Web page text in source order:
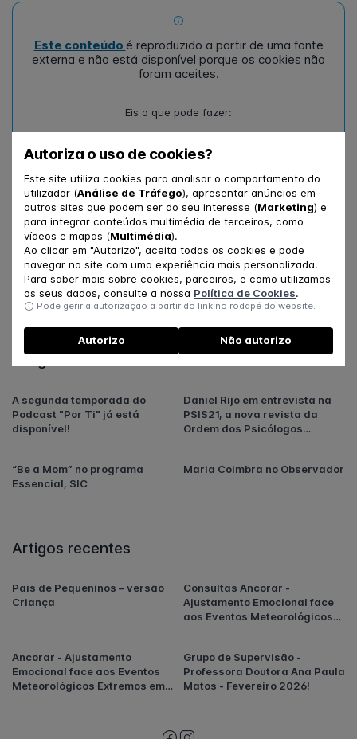
Autoriza o uso de cookies?
Este site utiliza cookies para analisar o comportamento do
utilizador (Análise de Tráfego), apresentar anúncios em
outros sites que podem ser do seu interesse (Marketing) e
para integrar conteúdos multimédia de terceiros, como
vídeos e mapas (Multimédia).
Ao clicar em "Autorizo", aceita todos os cookies e pode
navegar no site com uma experiência mais personalizada.
Para saber mais sobre cookies, parceiros, e como utilizamos
os seus dados, consulte a nossa Política de Cookies.
Pode gerir a autorização a partir do link no rodapé do website.
Autorizo Não autorizo
Este conteúdo é reproduzido a partir de uma fonte
externa e não está disponível porque os cookies não
foram aceites.
Eis o que pode fazer:
ou
página
Veja a reportagem na íntegra
PARTILHE
Artigos relacionados
A segunda temporada do
Podcast "Por Ti" já está
disponível!
Daniel Rijo em entrevista na
PSIS21, a nova revista da
Ordem dos Psicólogos
“Be a Mom” no programa
Essencial, SIC
Maria Coimbra no Observador
Artigos recentes
Pais de Pequeninos – versão
Criança
Consultas Ancorar -
Ajustamento Emocional face
aos Eventos Meteorológicos
Ancorar - Ajustamento
Emocional face aos Eventos
Meteorológicos Extremos em
Grupo de Supervisão -
Professora Doutora Ana Paula
Matos - Fevereiro 2026!